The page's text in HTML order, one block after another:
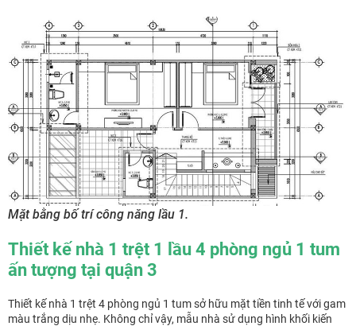
Mặt bằng bố trí công năng lầu 1.
Thiết kế nhà 1 trệt 1 lầu 4 phòng ngủ 1 tum
ấn tượng tại quận 3
Thiết kế nhà 1 trệt 4 phòng ngủ 1 tum sở hữu mặt tiền tinh tế với gam
màu trắng dịu nhẹ. Không chỉ vậy, mẫu nhà sử dụng hình khối kiến